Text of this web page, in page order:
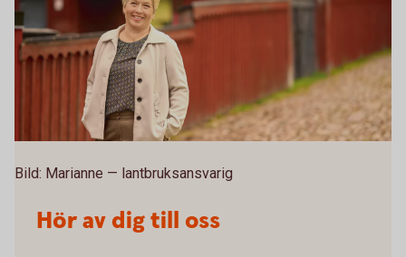
Bild: Marianne — lantbruksansvarig
Hör av dig till oss